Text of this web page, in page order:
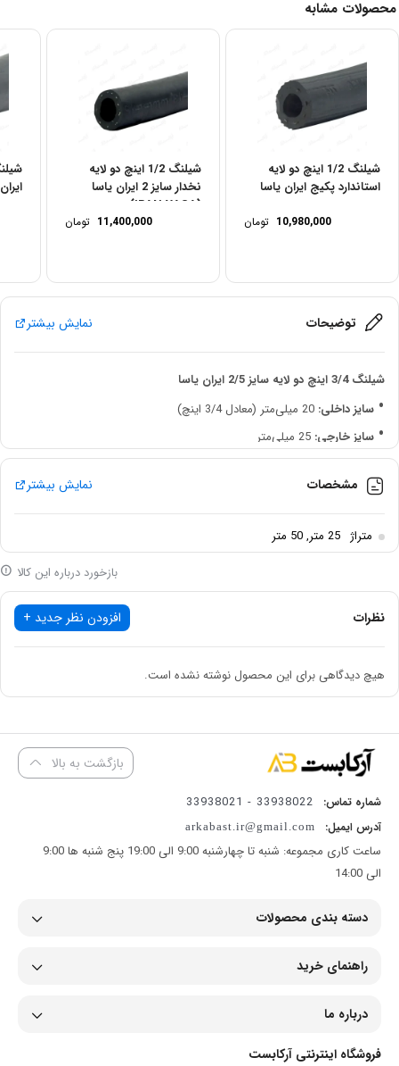
محصولات مشابه
شیلنگ 1/2 اینچ دو لایه
استاندارد پکیج ایران یاسا
10,980,000 تومان
شیلنگ 1/2 اینچ دو لایه
نخدار سایز 2 ایران یاسا
(IRAN YASA)
11,400,000 تومان
توضیحات نمایش بیشتر
شیلنگ 3/4 اینچ دو لایه سایز 2/5 ایران یاسا
سایز داخلی:
سایز خارجی:
ضخامت دیواره:4.5 میلی‌متر
جنس:دو لایه لاستیک با لایه میانی نخ (نخدار)
تحمل فشار:3-5 بار
تحمل دما:تا 80 درجه سانتی‌گراد
کشور سازنده:
طراحی دو لایه با نخ‌های تقویت‌کننده برای استحکام بیشتر در برابر فشار و
سایش.
مقاوم در برابر UV، تغییرات دما و شرایط جوی.
مناسب برای استفاده با پمپ‌های آب با فشار بالا.
انعطاف‌پذیری و دوام:
مشخصات نمایش بیشتر
متراژ 25 متر, 50 متر
بازخورد درباره این کالا
نظرات افزودن نظر جدید +
هیچ دیدگاهی برای این محصول نوشته نشده است.
بازگشت به بالا
شماره تماس: 33938022 - 33938021
آدرس ایمیل: arkabast.ir@gmail.com
ساعت کاری مجموعه: شنبه تا چهارشنبه 9:00 الی 19:00 پنج شنبه ها 9:00
الی 14:00
دسته بندی محصولات
راهنمای خرید
درباره ما
فروشگاه اینترنتی آرکابست